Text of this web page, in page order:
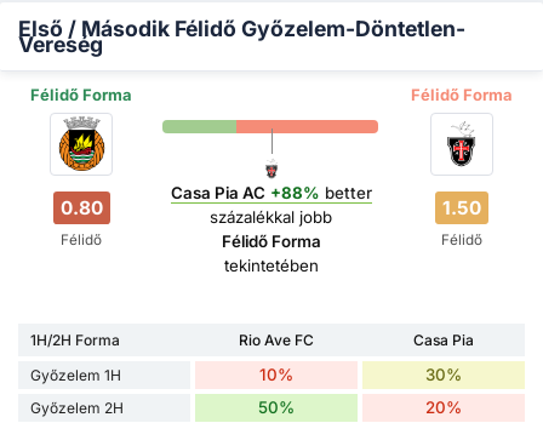
Első / Második Félidő Győzelem-Döntetlen-
Vereség
Félidő Forma Félidő Forma
0.80
Félidő
Casa Pia AC +88% better
százalékkal jobb
Félidő Forma
tekintetében
1.50
Félidő
1H/2H Forma Rio Ave FC
Casa Pia
Győzelem 1H
10% 30%
Győzelem 2H 50% 20%